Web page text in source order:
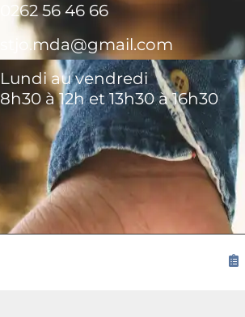
0262 56 46 66
stjo.mda@gmail.com
Lundi au vendredi
8h30 à 12h et 13h30 à 16h30